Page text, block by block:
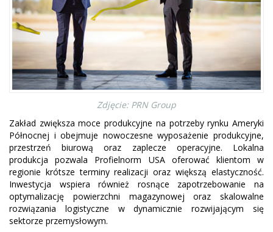
Zdjęcie: PRN Group
Zakład zwiększa moce produkcyjne na potrzeby rynku Ameryki
Północnej i obejmuje nowoczesne wyposażenie produkcyjne,
przestrzeń biurową oraz zaplecze operacyjne. Lokalna
produkcja pozwala Profielnorm USA oferować klientom w
regionie krótsze terminy realizacji oraz większą elastyczność.
Inwestycja wspiera również rosnące zapotrzebowanie na
optymalizację powierzchni magazynowej oraz skalowalne
rozwiązania logistyczne w dynamicznie rozwijającym się
sektorze przemysłowym.